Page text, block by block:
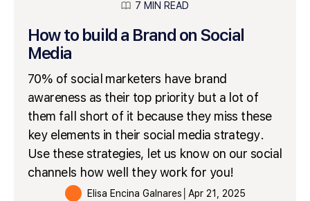
7 MIN READ
How to build a Brand on Social
Media
70% of social marketers have brand
awareness as their top priority but a lot of
them fall short of it because they miss these
key elements in their social media strategy.
Use these strategies, let us know on our social
channels how well they work for you!
Elisa Encina Galnares Apr 21, 2025